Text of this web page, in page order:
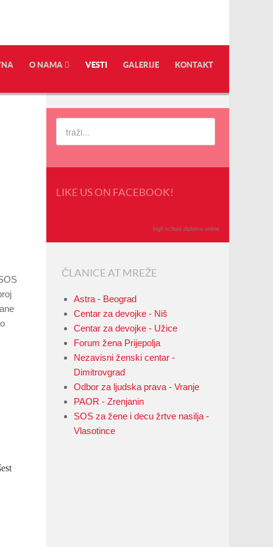
O NAMA VESTI GALERIJE KONTAKT
LIKE US ON FACEBOOK!
high school diploma online
ČLANICE AT MREŽE
Astra - Beograd
Centar za devojke - Niš
Centar za devojke - Užice
Forum žena Prijepolja
Nezavisni ženski centar -
Dimitrovgrad
Odbor za ljudska prava - Vranje
PAOR - Zrenjanin
SOS za žene i decu žrtve nasilja -
Vlasotince